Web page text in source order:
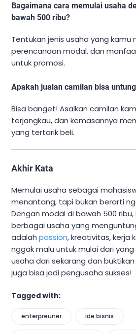
Bagaimana cara memulai usaha
bawah 500 ribu?
Tentukan jenis usaha yang kamu
perencanaan modal, dan
untuk promosi.
Apakah jualan camilan bisa
Bisa banget! Asalkan camilan
terjangkau, dan kemasannya
yang tertarik beli.
Akhir Kata
Memulai usaha sebagai
menantang, tapi bukan berarti
Dengan modal di bawah 500
berbagai usaha yang
adalah passion, kreativitas, kerja
nggak malu untuk mulai dari yang
usaha dari sekarang dan
juga bisa jadi pengusaha sukses!
Tagged with:
enterpreuner ide bisnis